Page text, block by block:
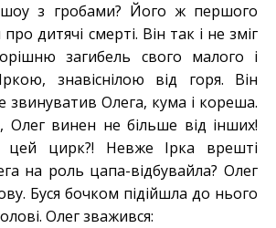
з гробами? Його ж першого
про дитячі смерті. Він так і не зміг
загибель свого малого і
знавіснілою від горя. Він
звинуватив Олега, кума і кореша.
Олег винен не більше від інших!
цей цирк?! Невже Ірка врешті
на роль цапа-відбувайла? Олег
Буся бочком підійшла до нього
Олег зважився: